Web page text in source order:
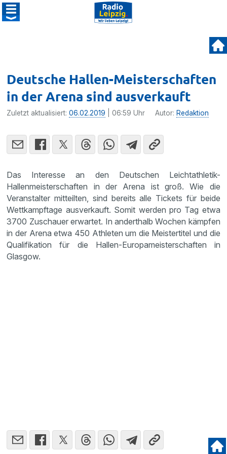
Deutsche Hallen-Meisterschaften
in der Arena sind ausverkauft
Zuletzt aktualisiert:06.02.2019 | 06:59 Uhr Autor: Redaktion
Das Interesse an den Deutschen Leichtathletik-
Hallenmeisterschaften in der Arena ist groß. Wie die
Veranstalter mitteilten, sind bereits alle Tickets für beide
Wettkampftage ausverkauft. Somit werden pro Tag etwa
3700 Zuschauer erwartet. In anderthalb Wochen kämpfen
in der Arena etwa 450 Athleten um die Meistertitel und die
Qualifikation für die Hallen-Europameisterschaften in
Glasgow.